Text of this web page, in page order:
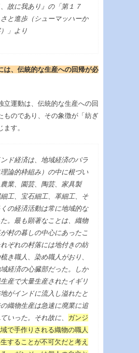
、故に我あり』の「第１７
と進歩（シューマッハーか
」より
は、伝統的な生産への回帰が必
立運動は、伝統的な生産への回
ものであり、その象徴が「紡ぎ
す。
ド経済は、地域経済のパラ
論的枠組み）の中に根づい
業、園芸、陶芸、家具製
工、宝石細工、革細工、そ
の経済活動は常に地域的な
。最も顕著なことは、織物
村の暮しの中心にあったこ
ぞれの村落には地付きの紡
き職人、染め職人がおり、
経済の心臓部だった。しか
産で大量生産されたイギリ
がインドに流入し溢れたと
織物生産は急速に廃業に追
いった。それ故に、 ガンジ
で手作りされる織物の職人
することが不可欠だと考え